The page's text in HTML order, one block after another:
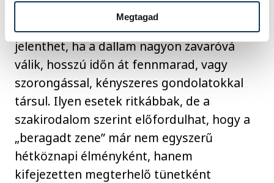
Megtagad
közben, zuhanyzásnál, vezetésnél vagy
lefekvés előtt. Problémát inkább akkor
jelenthet, ha a dallam nagyon zavaróvá
válik, hosszú időn át fennmarad, vagy
szorongással, kényszeres gondolatokkal
társul. Ilyen esetek ritkábbak, de a
szakirodalom szerint előfordulhat, hogy a
„beragadt zene” már nem egyszerű
hétköznapi élményként, hanem
kifejezetten megterhelő tünetként